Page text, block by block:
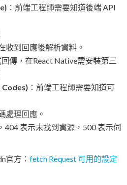
：前端工程師需要知道後端 API
收到回應後解析資料。
傳，在React Native需安裝第三
：前端工程師需要知道可
處理回應。
404 表示未找到資源，500 表示伺
官方： fetch Request 可用的設定